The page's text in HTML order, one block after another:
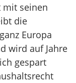
mit seinen
die
Europa
wird auf Jahre
gespart